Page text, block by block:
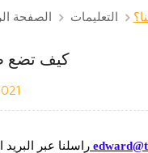
الصفحة التعليمات
كيف تضع
راسلنا عبر